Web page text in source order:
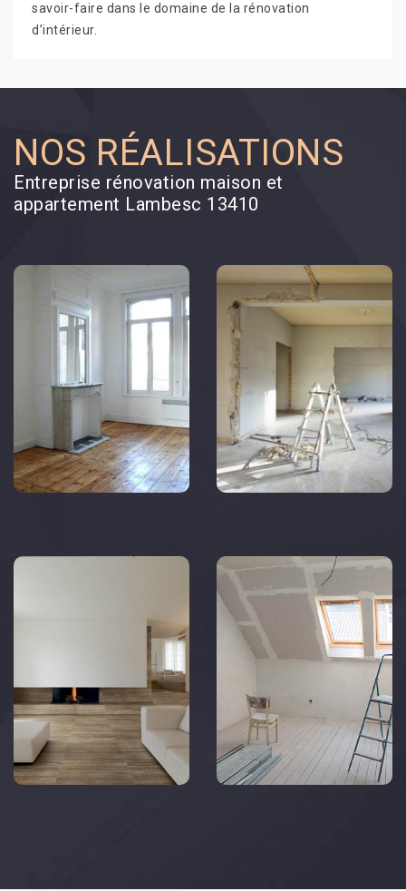
savoir-faire dans le domaine de la rénovation
d’intérieur.
NOS RÉALISATIONS
Entreprise rénovation maison et
appartement Lambesc 13410